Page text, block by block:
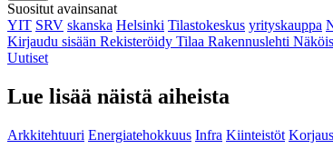
Suositut avainsanat
YIT SRV skanska Helsinki Tilastokeskus yrityskauppa
Kirjaudu sisään Rekisteröidy Tilaa Rakennuslehti
Uutiset
Lue lisää näistä aiheista
Arkkitehtuuri Energiatehokkuus Infra Kiinteistöt